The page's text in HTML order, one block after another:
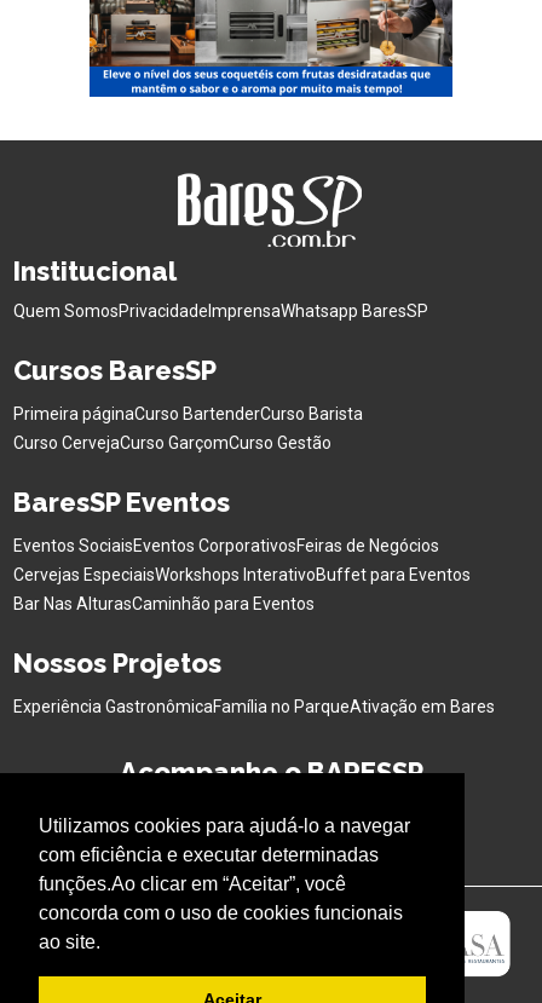
Utilizamos cookies para ajudá-lo a navegar
com eficiência e executar determinadas
funções.Ao clicar em “Aceitar”, você
concorda com o uso de cookies funcionais
ao site.
Institucional
Quem SomosPrivacidade ImprensaWhatsapp BaresSP
Cursos BaresSP
Primeira páginaCurso BartenderCurso Barista
Curso CervejaCurso GarçomCurso Gestão
BaresSP Eventos
Eventos SociaisEventos CorporativosFeiras de Negócios
Cervejas EspeciaisWorkshops InterativoBuffet para Eventos
Bar Nas AlturasCaminhão para Eventos
Nossos Projetos
Experiência GastronômicaFamília no ParqueAtivação em Bares
Acompanhe o BARESSP